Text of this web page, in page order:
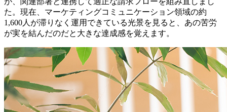
た。現在、マーケティングコミュニケーション領域の約
1,600人が滞りなく運用できている光景を見ると、あの苦労
が実を結んだのだと大きな達成感を覚えます。